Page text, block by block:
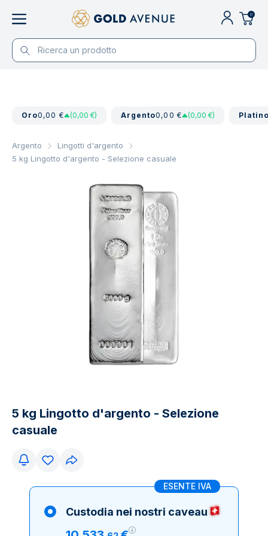
0
Oro0,00 € (0,00 €) Argento0,00 € (0,00 €)
Argento
Lingotti d'argento
5 kg Lingotto d'argento - Selezione casuale
5 kg Lingotto d'argento - Selezione
casuale
ESENTE IVA
Custodia nei nostri caveau